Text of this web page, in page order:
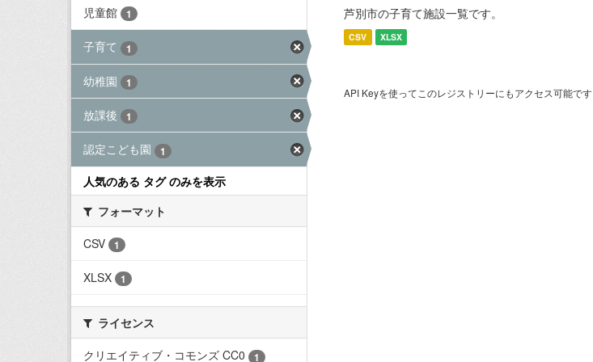
児童館 1
子育て 1
幼稚園 1
放課後 1
認定こども園 1
人気のある タグ のみを表示
フォーマット
CSV
1
XLSX 1
ライセンス
クリエイティブ・コモンズ CC0
1
芦別市の子育て施設一覧です。
CSV XLSX
API Keyを使ってこのレジストリーにもアクセス可能です